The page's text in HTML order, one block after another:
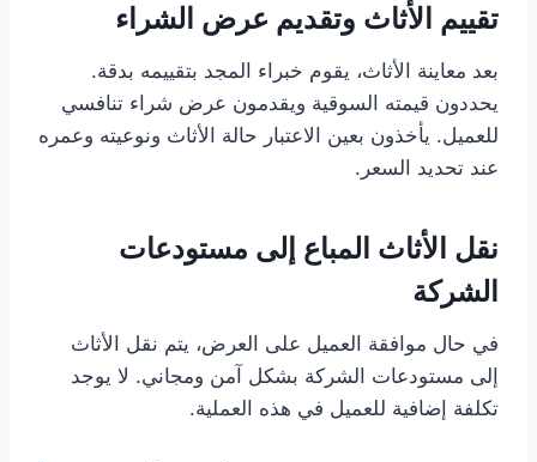
تقييم الأثاث وتقديم عرض الشراء
بعد معاينة الأثاث، يقوم خبراء المجد بتقييمه بدقة.
يحددون قيمته السوقية ويقدمون عرض شراء تنافسي
للعميل. يأخذون بعين الاعتبار حالة الأثاث ونوعيته وعمره
عند تحديد السعر.
نقل الأثاث المباع إلى مستودعات
الشركة
في حال موافقة العميل على العرض، يتم نقل الأثاث
إلى مستودعات الشركة بشكل آمن ومجاني. لا يوجد
تكلفة إضافية للعميل في هذه العملية.